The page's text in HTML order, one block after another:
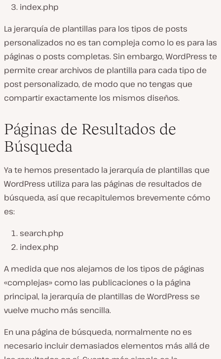
index.php
La jerarquía de plantillas para los tipos de posts
personalizados no es tan compleja como lo es para las
páginas o posts completas. Sin embargo, WordPress te
permite crear archivos de plantilla para cada tipo de
post personalizado, de modo que no tengas que
compartir exactamente los mismos diseños.
Páginas de Resultados de
Búsqueda
Ya te hemos presentado la jerarquía de plantillas que
WordPress utiliza para las páginas de resultados de
búsqueda, así que recapitulemos brevemente cómo
es:
search.php
index.php
A medida que nos alejamos de los tipos de páginas
«complejas» como las publicaciones o la página
principal, la jerarquía de plantillas de WordPress se
vuelve mucho más sencilla.
En una página de búsqueda, normalmente no es
necesario incluir demasiados elementos más allá de